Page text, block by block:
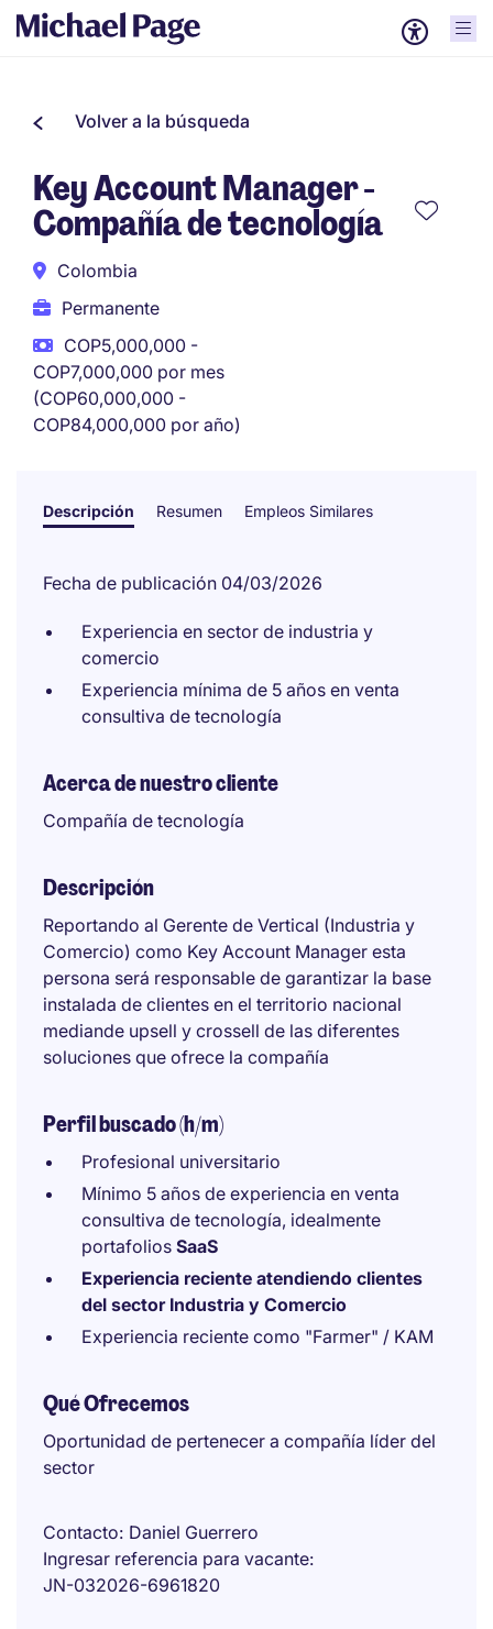
Volver a la búsqueda
Key Account Manager -
Compañía de tecnología
Colombia
Permanente
COP5,000,000 -
COP7,000,000 por mes
(COP60,000,000 -
COP84,000,000 por año)
Descripción Resumen Empleos Similares
Fecha de publicación 04/03/2026
Experiencia en sector de industria y
comercio
Experiencia mínima de 5 años en venta
consultiva de tecnología
Acerca de nuestro cliente
Compañía de tecnología
Descripción
Reportando al Gerente de Vertical (Industria y
Comercio) como Key Account Manager esta
persona será responsable de garantizar la base
instalada de clientes en el territorio nacional
mediande upsell y crossell de las diferentes
soluciones que ofrece la compañía
Perfil buscado (h/m)
Profesional universitario
Mínimo 5 años de experiencia en venta
consultiva de tecnología, idealmente
portafolios SaaS
Experiencia reciente atendiendo clientes
del sector Industria y Comercio
Experiencia reciente como "Farmer" / KAM
Qué Ofrecemos
Oportunidad de pertenecer a compañía líder del
sector
Contacto Daniel Guerrero
Ingresar referencia para vacante
JN-032026-6961820